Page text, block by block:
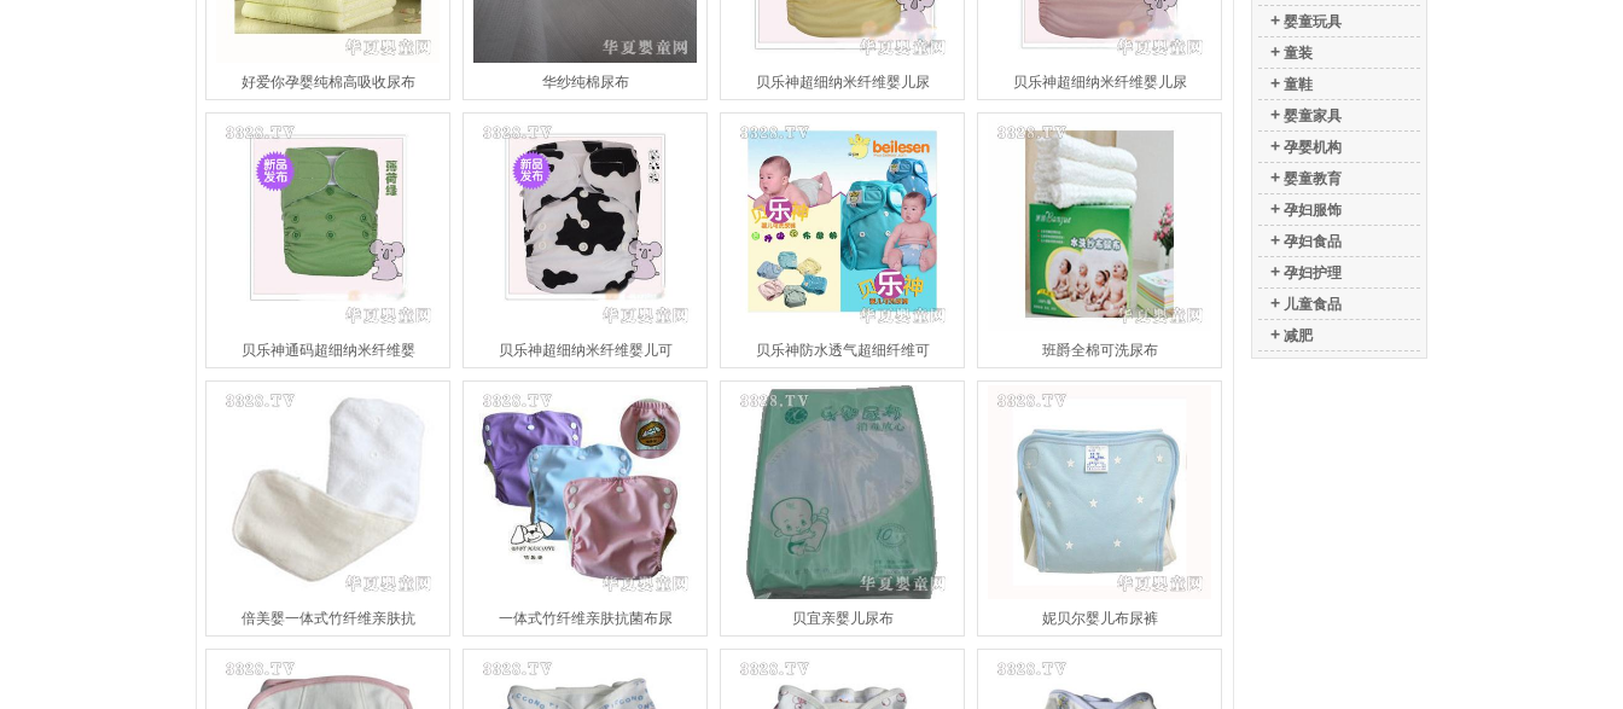
+ 婴童玩具
+ 童装
+ 童鞋
+ 婴童家具
+ 孕婴机构
+ 婴童教育
+ 孕妇服饰
+ 孕妇食品
+ 孕妇护理
+ 儿童食品
+ 减肥
好爱你孕婴纯棉高吸收尿布 华纱纯棉尿布 贝乐神超细纳米纤维婴儿尿 贝乐神超细纳米纤维婴儿尿
贝乐神通码超细纳米纤维婴 贝乐神超细纳米纤维婴儿可 贝乐神防水透气超细纤维可 班爵全棉可洗尿布
倍美婴一体式竹纤维亲肤抗 一体式竹纤维亲肤抗菌布尿 贝宜亲婴儿尿布 妮贝尔婴儿布尿裤